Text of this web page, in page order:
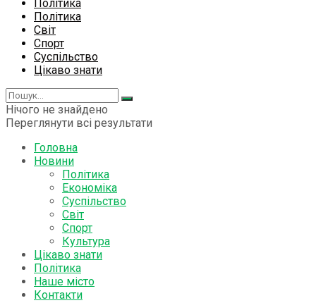
Політика
Політика
Світ
Спорт
Суспільство
Цікаво знати
Нічого не знайдено
Переглянути всі результати
Головна
Новини
Політика
Економіка
Суспільство
Світ
Спорт
Культура
Цікаво знати
Політика
Наше місто
Контакти